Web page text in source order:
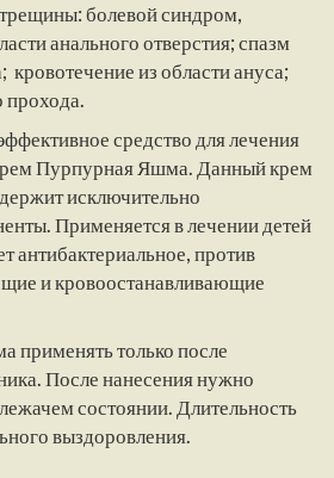
болевой синдром,
анального отверстия; спазм
кровотечение из области ануса;
прохода.
средство для лечения
Пурпурная Яшма. Данный крем
исключительно
Применяется в лечении детей
антибактериальное, против
и кровоостанавливающие
применять только после
После нанесения нужно
состоянии. Длительность
выздоровления.